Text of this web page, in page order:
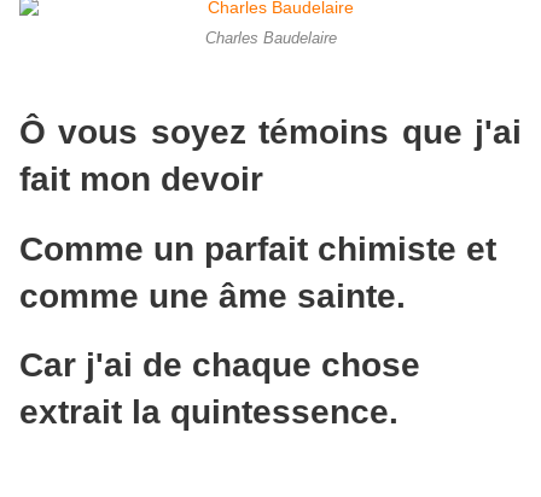
Charles Baudelaire
Ô vous soyez témoins que j'ai
fait mon devoir
Comme un parfait chimiste et
comme une âme sainte.
Car j'ai de chaque chose
extrait la quintessence.